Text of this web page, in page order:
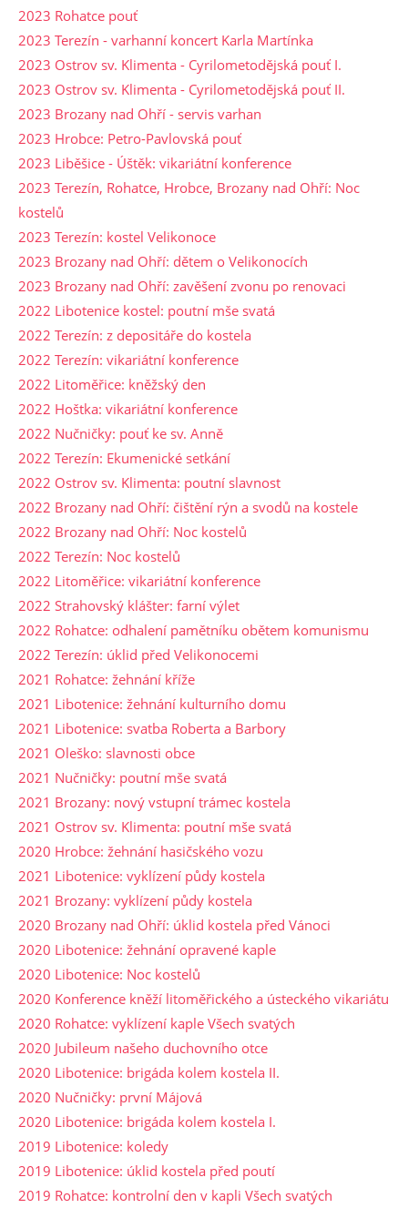
2023 Rohatce pouť
2023 Terezín - varhanní koncert Karla Martínka
2023 Ostrov sv. Klimenta - Cyrilometodějská pouť I.
2023 Ostrov sv. Klimenta - Cyrilometodějská pouť II.
2023 Brozany nad Ohří - servis varhan
2023 Hrobce: Petro-Pavlovská pouť
2023 Liběšice - Úštěk: vikariátní konference
2023 Terezín, Rohatce, Hrobce, Brozany nad Ohří: Noc
kostelů
2023 Terezín: kostel Velikonoce
2023 Brozany nad Ohří: dětem o Velikonocích
2023 Brozany nad Ohří: zavěšení zvonu po renovaci
2022 Libotenice kostel: poutní mše svatá
2022 Terezín: z depositáře do kostela
2022 Terezín: vikariátní konference
2022 Litoměřice: kněžský den
2022 Hoštka: vikariátní konference
2022 Nučničky: pouť ke sv. Anně
2022 Terezín: Ekumenické setkání
2022 Ostrov sv. Klimenta: poutní slavnost
2022 Brozany nad Ohří: čištění rýn a svodů na kostele
2022 Brozany nad Ohří: Noc kostelů
2022 Terezín: Noc kostelů
2022 Litoměřice: vikariátní konference
2022 Strahovský klášter: farní výlet
2022 Rohatce: odhalení pamětníku obětem komunismu
2022 Terezín: úklid před Velikonocemi
2021 Rohatce: žehnání kříže
2021 Libotenice: žehnání kulturního domu
2021 Libotenice: svatba Roberta a Barbory
2021 Oleško: slavnosti obce
2021 Nučničky: poutní mše svatá
2021 Brozany: nový vstupní trámec kostela
2021 Ostrov sv. Klimenta: poutní mše svatá
2020 Hrobce: žehnání hasičského vozu
2021 Libotenice: vyklízení půdy kostela
2021 Brozany: vyklízení půdy kostela
2020 Brozany nad Ohří: úklid kostela před Vánoci
2020 Libotenice: žehnání opravené kaple
2020 Libotenice: Noc kostelů
2020 Konference kněží litoměřického a ústeckého vikariátu
2020 Rohatce: vyklízení kaple Všech svatých
2020 Jubileum našeho duchovního otce
2020 Libotenice: brigáda kolem kostela II.
2020 Nučničky: první Májová
2020 Libotenice: brigáda kolem kostela I.
2019 Libotenice: koledy
2019 Libotenice: úklid kostela před poutí
2019 Rohatce: kontrolní den v kapli Všech svatých